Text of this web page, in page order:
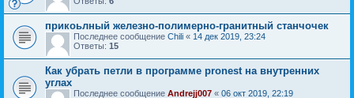
прикоьлный железно-полимерно-гранитный станчочек
Последнее сообщение Chili « 14 дек 2019, 23:24
Ответы: 15
Как убрать петли в программе pronest на внутренних
углах
Последнее сообщение Andrejj007 « 06 окт 2019, 22:19